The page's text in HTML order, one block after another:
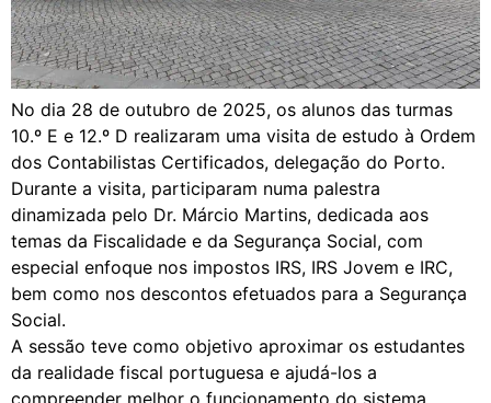
No dia 28 de outubro de 2025, os alunos das turmas
10.º E e 12.º D realizaram uma visita de estudo à Ordem
dos Contabilistas Certificados, delegação do Porto.
Durante a visita, participaram numa palestra
dinamizada pelo Dr. Márcio Martins, dedicada aos
temas da Fiscalidade e da Segurança Social, com
especial enfoque nos impostos IRS, IRS Jovem e IRC,
bem como nos descontos efetuados para a Segurança
Social.
A sessão teve como objetivo aproximar os estudantes
da realidade fiscal portuguesa e ajudá-los a
compreender melhor o funcionamento do sistema